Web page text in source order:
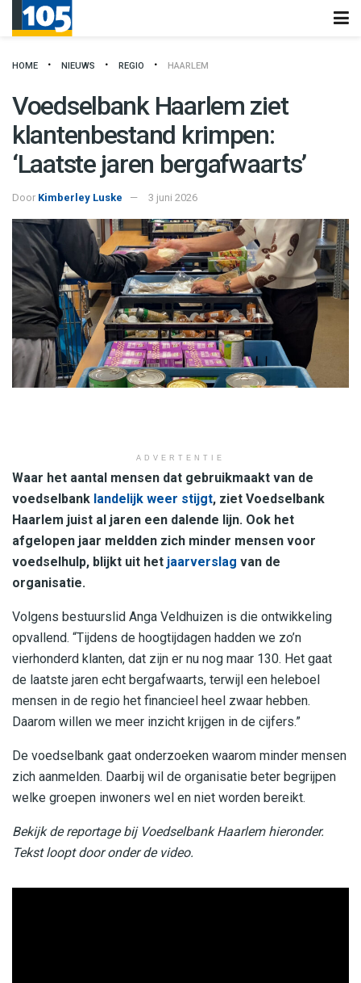
HOME NIEUWS REGIO HAARLEM
Voedselbank Haarlem ziet
klantenbestand krimpen:
‘Laatste jaren bergafwaarts’
Door Kimberley Luske 3 juni 2026
ADVERTENTIE
Waar het aantal mensen dat gebruikmaakt van de
voedselbank landelijk weer stijgt, ziet Voedselbank
Haarlem juist al jaren een dalende lijn. Ook het
afgelopen jaar meldden zich minder mensen voor
voedselhulp, blijkt uit het jaarverslag van de
organisatie.
Volgens bestuurslid Anga Veldhuizen is die ontwikkeling
opvallend. “Tijdens de hoogtijdagen hadden we zo’n
vierhonderd klanten, dat zijn er nu nog maar 130. Het gaat
de laatste jaren echt bergafwaarts, terwijl een heleboel
mensen in de regio het financieel heel zwaar hebben.
Daarom willen we meer inzicht krijgen in de cijfers.”
De voedselbank gaat onderzoeken waarom minder mensen
zich aanmelden. Daarbij wil de organisatie beter begrijpen
welke groepen inwoners wel en niet worden bereikt.
Bekijk de reportage bij Voedselbank Haarlem hieronder.
Tekst loopt door onder de video.